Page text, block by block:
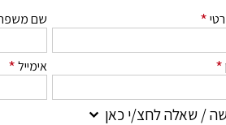
* שם
* אימייל*
/ שאלה לחצ/י כאן